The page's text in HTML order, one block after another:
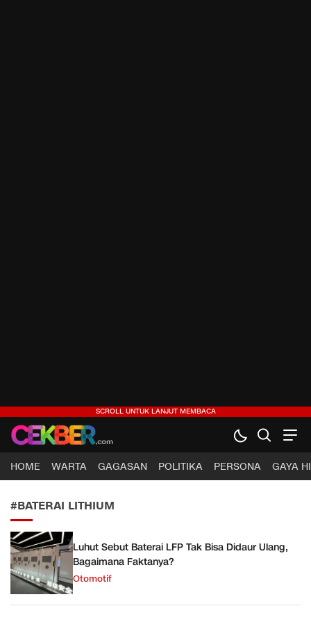
CEKBER
Berita Jelas, Analisis Cerdas
HOME WARTA GAGASAN POLITIKA PERSONA GAYA
#BATERAI LITHIUM
Luhut Sebut Baterai LFP Tak Bisa Didaur Ulang,
Bagaimana Faktanya?
Otomotif